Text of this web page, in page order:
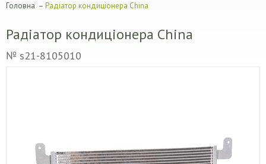
Головна – Радіатор кондиціонера China
Радіатор кондиціонера China
№ s21-8105010